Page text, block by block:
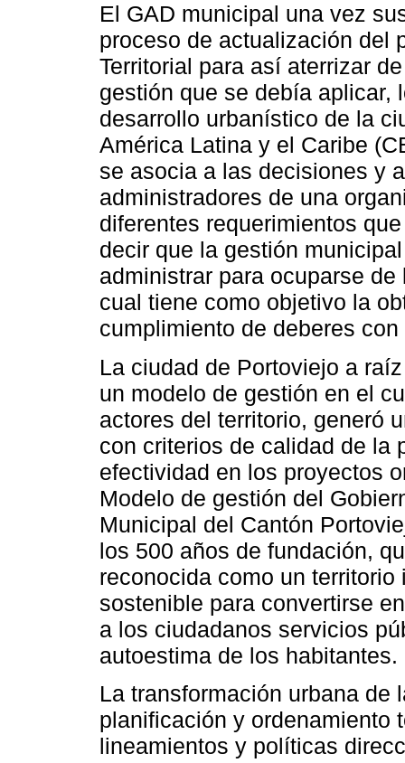
El GAD municipal una vez
proceso de actualización del
Territorial para así aterrizar
gestión que se debía aplicar,
desarrollo urbanístico de la
América Latina y el Caribe
se asocia a las decisiones y
administradores de una
diferentes requerimientos
decir que la gestión
administrar para ocuparse
cual tiene como objetivo la
cumplimiento de deberes
La ciudad de Portoviejo a
un modelo de gestión en el
actores del territorio, generó
con criterios de calidad de la
efectividad en los proyectos
Modelo de gestión del
Municipal del Cantón
los 500 años de fundación,
reconocida como un
sostenible para convertirse
a los ciudadanos servicios
autoestima de los habitantes.
La transformación urbana de
planificación y ordenamiento
lineamientos y políticas